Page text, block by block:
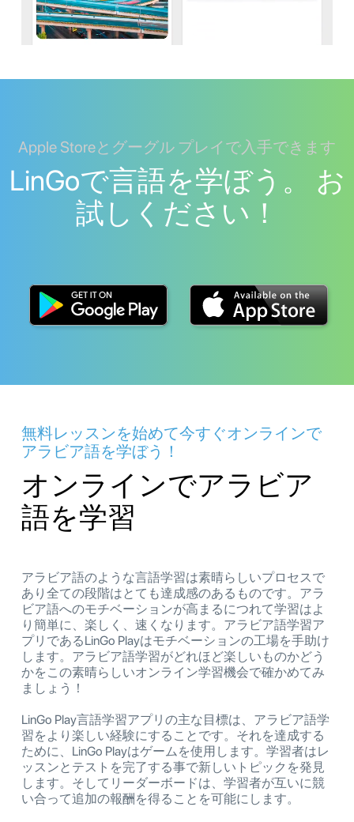
Apple Storeとグーグル プレイで入手できます
LinGoで言語を学ぼう。 お
試しください！
無料レッスンを始めて今すぐオンラインで
アラビア語を学ぼう！
オンラインでアラビア
語を学習
アラビア語のような言語学習は素晴らしいプロセスで
あり全ての段階はとても達成感のあるものです。アラ
ビア語へのモチベーションが高まるにつれて学習はよ
り簡単に、楽しく、速くなります。アラビア語学習ア
プリであるLinGo Playはモチベーションの工場を手助け
します。アラビア語学習がどれほど楽しいものかどう
かをこの素晴らしいオンライン学習機会で確かめてみ
ましょう！
LinGo Play言語学習アプリの主な目標は、アラビア語学
習をより楽しい経験にすることです。それを達成する
ために、LinGo Playはゲームを使用します。学習者はレ
ッスンとテストを完了する事で新しいトピックを発見
します。そしてリーダーボードは、学習者が互いに競
い合って追加の報酬を得ることを可能にします。